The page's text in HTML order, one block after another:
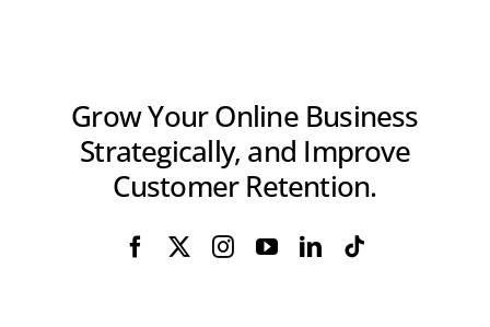
Grow Your Online Business
Strategically, and Improve
Customer Retention.